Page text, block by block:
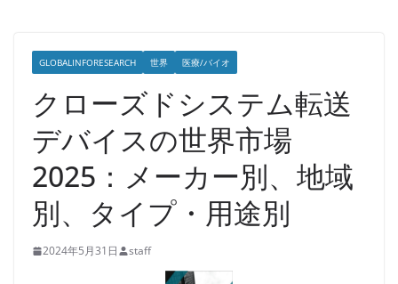
GLOBALINFORESEARCH 世界 医療/バイオ
クローズドシステム転送
デバイスの世界市場
2025：メーカー別、地域
別、タイプ・用途別
2024年5月31日 staff